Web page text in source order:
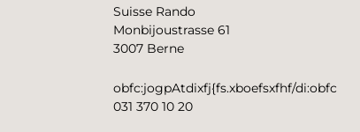
Suisse Rando
Monbijoustrasse 61
3007 Berne
obfc:jogpAtdixfj{fs.xboefsxfhf/di:obfc
031 370 10 20